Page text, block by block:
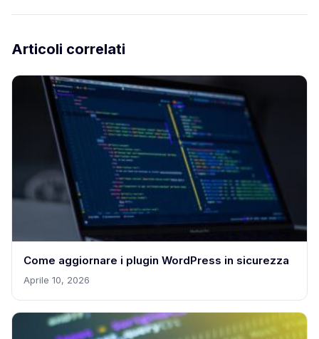
Articoli correlati
Come aggiornare i plugin WordPress in sicurezza
Aprile 10, 2026